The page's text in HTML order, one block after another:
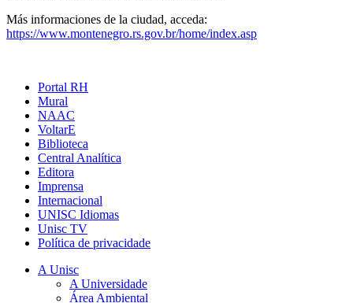
Más informaciones de la ciudad, acceda:
https://www.montenegro.rs.gov.br/home/index.asp
Portal RH
Mural
NAAC
VoltarE
Biblioteca
Central Analítica
Editora
Imprensa
Internacional
UNISC Idiomas
Unisc TV
Política de privacidade
A Unisc
A Universidade
Área Ambiental